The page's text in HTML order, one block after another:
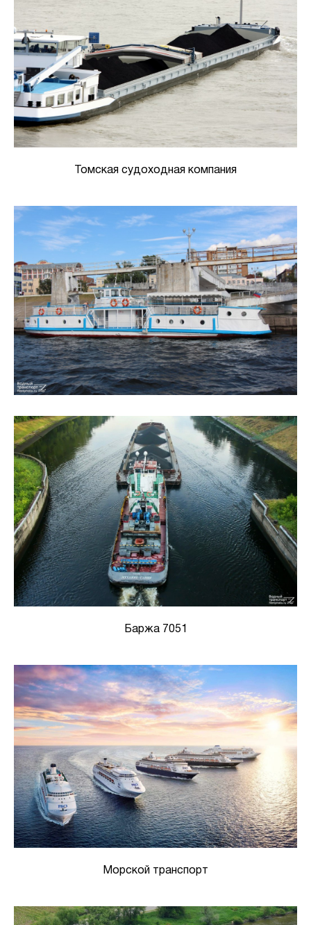
Томская судоходная компания
Баржа 7051
Морской транспорт